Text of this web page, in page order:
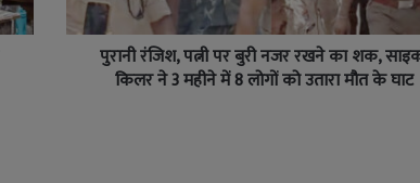
पुरानी रंजिश, पत्नी पर बुरी नजर रखने का शक,
किलर ने 3 महीने में 8 लोगों को उतारा मौत के घाट